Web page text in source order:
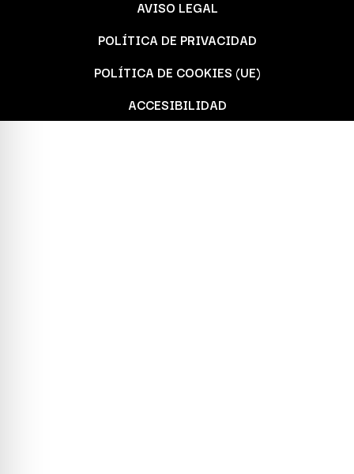
AVISO LEGAL
POLÍTICA DE PRIVACIDAD
POLÍTICA DE COOKIES (UE)
ACCESIBILIDAD